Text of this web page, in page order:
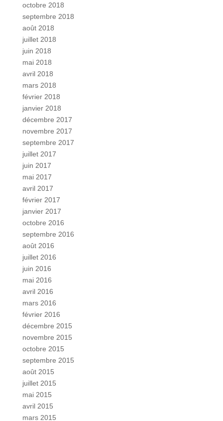
octobre 2018
septembre 2018
août 2018
juillet 2018
juin 2018
mai 2018
avril 2018
mars 2018
février 2018
janvier 2018
décembre 2017
novembre 2017
septembre 2017
juillet 2017
juin 2017
mai 2017
avril 2017
février 2017
janvier 2017
octobre 2016
septembre 2016
août 2016
juillet 2016
juin 2016
mai 2016
avril 2016
mars 2016
février 2016
décembre 2015
novembre 2015
octobre 2015
septembre 2015
août 2015
juillet 2015
mai 2015
avril 2015
mars 2015